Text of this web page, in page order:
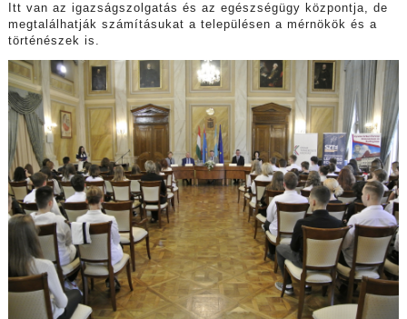
Itt van az igazságszolgatás és az egészségügy központja, de
megtalálhatják számításukat a településen a mérnökök és a
történészek is.